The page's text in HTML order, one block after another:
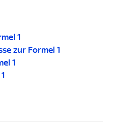
1
zur Formel 1
1